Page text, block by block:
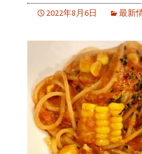
2022年8月6日 最新